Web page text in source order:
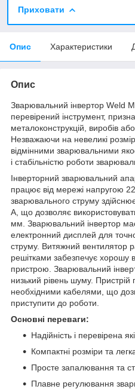
Приховати
Опис Характеристики
Опис
Зварювальний інвертор Weld
перевірений інструмент,
металоконструкцій, виробів
Незважаючи на невеликі
відмінними зварювальними
і стабільністю роботи
Інверторний зварювальний
працює від мережі напругою
зварювального струму
А, що дозволяє
мм. Зварювальний інвертор має
електронний дисплей для
струму. Витяжний вентилятор
решітками забезпечує хорошу
пристрою. Зварювальний
низький рівень шуму. Пристрій
необхідними кабелями, що
приступити до роботи.
Основні переваги:
Надійність і перевірена
Компактні розміри та
Просте запалювання та
Плавне регулювання